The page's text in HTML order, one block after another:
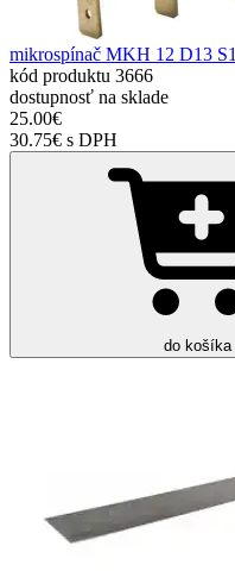
mikrospínač MKH 12 D13 S1
kód produktu 3666
dostupnosť na sklade
25.00€
30.75€ s DPH
do košíka